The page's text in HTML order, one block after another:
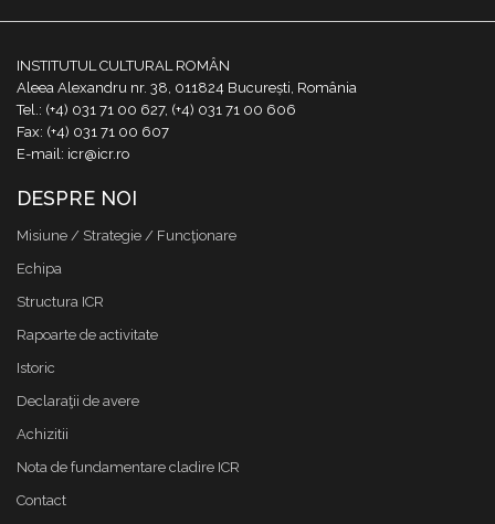
INSTITUTUL CULTURAL ROMÂN
Aleea Alexandru nr. 38, 011824 București, România
Tel.: (+4) 031 71 00 627, (+4) 031 71 00 606
Fax: (+4) 031 71 00 607
E-mail: icr@icr.ro
DESPRE NOI
Misiune / Strategie / Funcţionare
Echipa
Structura ICR
Rapoarte de activitate
Istoric
Declaraţii de avere
Achizitii
Nota de fundamentare cladire ICR
Contact